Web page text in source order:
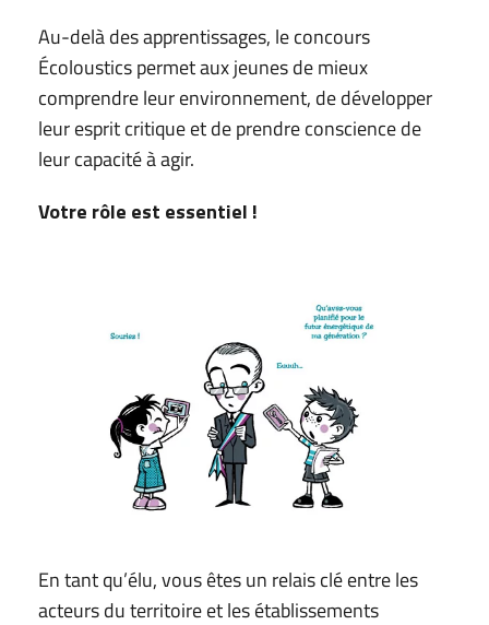
Au-delà des apprentissages, le concours
Écoloustics permet aux jeunes de mieux
comprendre leur environnement, de développer
leur esprit critique et de prendre conscience de
leur capacité à agir.
Votre rôle est essentiel !
En tant qu’élu, vous êtes un relais clé entre les
acteurs du territoire et les établissements